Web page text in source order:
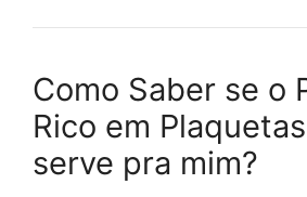
Como Saber se o
Rico em
serve pra mim?